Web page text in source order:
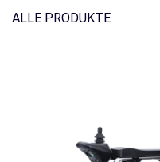
ALLE PRODUKTE